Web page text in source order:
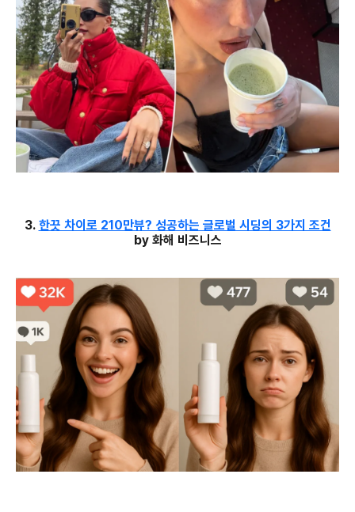
3. 한끗 차이로 210만뷰? 성공하는 글로벌 시딩의 3가지 조건
by 화해 비즈니스